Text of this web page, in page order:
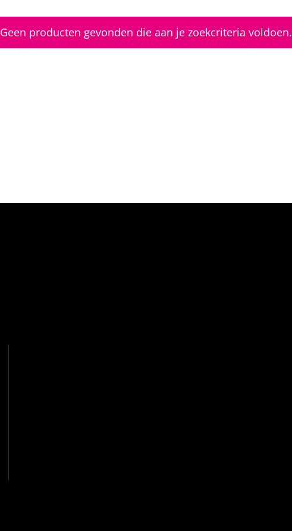
Geen producten gevonden die aan je zoekcriteria voldoen.